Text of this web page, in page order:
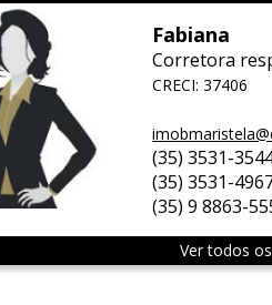
Fabiana
Corretora
CRECI: 37406
(35) 3531-
(35) 3531-
(35) 9 8863-
Ver todos